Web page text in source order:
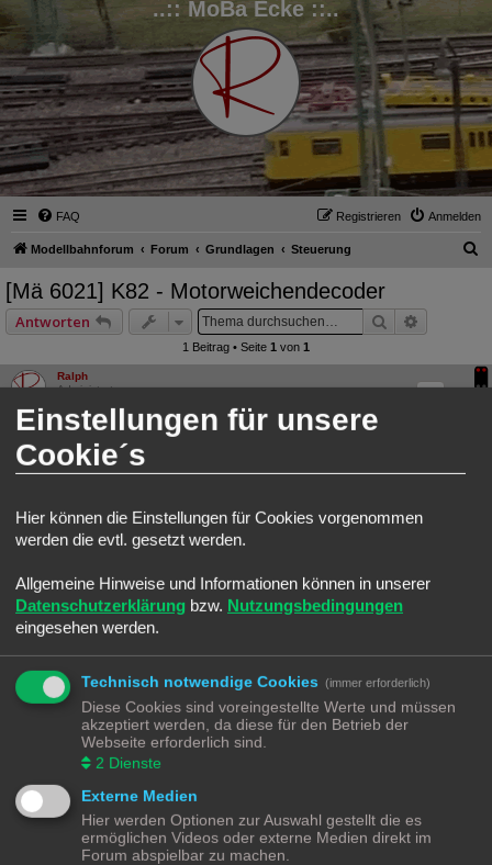
..:: MoBa Ecke ::..
FAQ Anmelden
Registrieren
Modellbahnforum Forum Grundlagen Steuerung
[Mä 6021] K82 - Motorweichendecoder
Antworten Suche
1 Beitrag • Seite 1 von 1
Ralph
Administrator
[Mä 6021] K82 - Motorweichendecoder
t
a
Hallo liebes Forum,
aktuell suche ich Infos zu Weichenantrieben. Ich baue eine Märklin MoBa
überlege ich die Antriebe 7549 durch Servos zu ersetzten. Der K83 kann
das meiner Recherche nach ja nicht, ich fand aber den
K82 - Motorweichendecoder
Nutzt wer zufällig den #K-82 #Decoder?
Er kann gemäß Beschreibung, motorische Stellantriebeantriebe mit und
ohne Endlagenabschaltung verarbeiten. Und jetzt kommt eure Erfahrung
ins Spiel, mit welchen Servoantrieben habt ihr gute und weniger gute
Erfahrungen gemacht?
Ich bin auf eurer Rückmeldungen gespannt.
MFG der Ralph
Einstellungen für unsere
Cookie´s
Hier können die Einstellungen für Cookies vorgenommen
werden die evtl. gesetzt werden.
Allgemeine Hinweise und Informationen können in unserer
Datenschutzerklärung bzw. Nutzungsbedingungen
eingesehen werden.
Technisch notwendige Cookies (immer erforderlich)
Diese Cookies sind voreingestellte Werte und müssen
akzeptiert werden, da diese für den Betrieb der
Webseite erforderlich sind.
2 Dienste
Externe Medien
Hier werden Optionen zur Auswahl gestellt die es
ermöglichen Videos oder externe Medien direkt im
Forum abspielbar zu machen.